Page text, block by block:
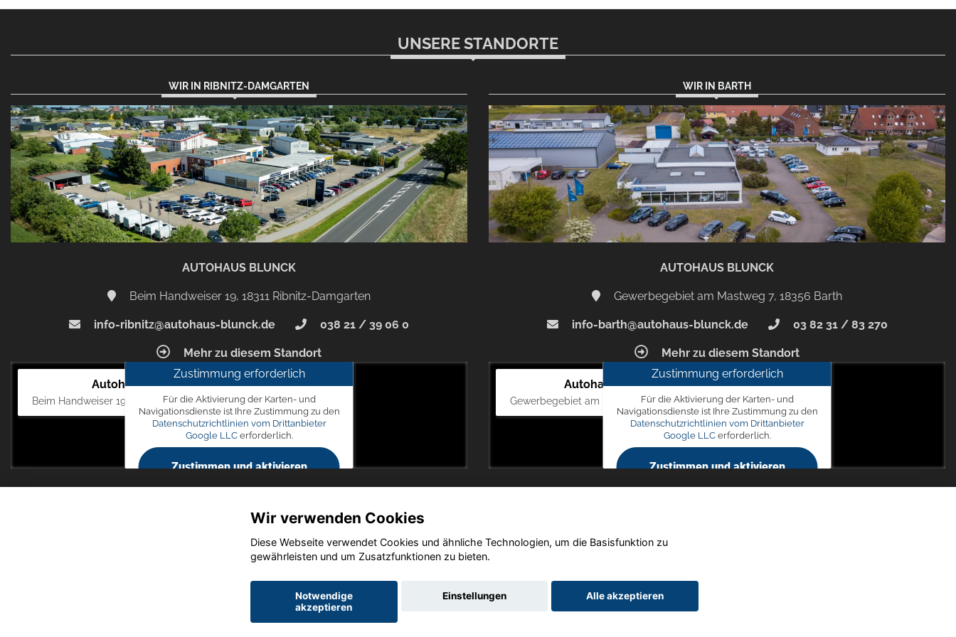
Variant
UNSERE STANDORTE
WIR IN RIBNITZ-DAMGARTEN
AUTOHAUS BLUNCK
Beim Handweiser 19, 18311 Ribnitz-Damgarten
info-ribnitz@autohaus-blunck.de 038 21 / 39 06 0
Mehr zu diesem Standort
Autohaus Blunck
Beim Handweiser 19, 18311 Ribnitz-Damgarten
Zustimmung erforderlich
Für die Aktivierung der Karten- und
Navigationsdienste ist Ihre Zustimmung zu den
Datenschutzrichtlinien vom Drittanbieter
Google LLCerforderlich.
Zustimmen und aktivieren
WIR IN BARTH
AUTOHAUS BLUNCK
Gewerbegebiet am Mastweg 7, 18356 Barth
info-barth@autohaus-blunck.de 03 82 31 / 83 270
Mehr zu diesem Standort
Autohaus Blunck
Gewerbegebiet am Mastweg 7, 18356 Barth
Zustimmung erforderlich
Für die Aktivierung der Karten- und
Navigationsdienste ist Ihre Zustimmung zu den
Datenschutzrichtlinien vom Drittanbieter
Google LLCerforderlich.
Zustimmen und aktivieren
Copyright © 2026. Autohaus Blunck
Startseite AGB
Wir verwenden Cookies
Diese Webseite verwendet Cookies und ähnliche Technologien, um die Basisfunktion zu
gewährleisten und um Zusatzfunktionen zu bieten.
Notwendige
akzeptieren
Einstellungen Alle akzeptieren